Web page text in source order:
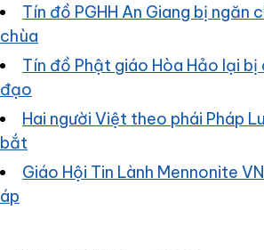
Tín đồ PGHH An Giang bị ngăn
chùa
Tín đồ Phật giáo Hòa Hảo lại bị
đạo
Hai người Việt theo phái Pháp
bắt
Giáo Hội Tin Lành Mennonite
áp